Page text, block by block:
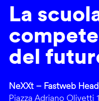
La
del
NeXXt – Fastweb
Piazza Adriano Olivetti 1